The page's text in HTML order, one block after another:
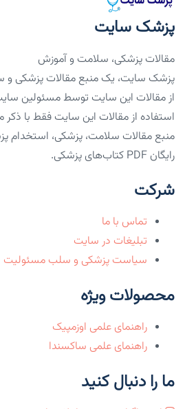
پزشک سایت
مقالات پزشکی، سلامت و آموزش
پزشک سایت، یک منبع مقالات پزشکی
از مقالات این سایت توسط مسئولین
استفاده از مقالات این سایت فقط با
منبع مقالات سلامت، پزشکی، استخدام
رایگان PDF کتاب‌های پزشکی.
شرکت
تماس با ما
تبلیغات در سایت
سیاست پزشکی و سلب مسئولیت
محصولات ویژه
راهنمای علمی اوزمپیک
راهنمای علمی ساکسندا
ما را دنبال کنید